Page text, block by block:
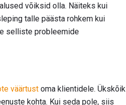
võiksid olla. Näiteks kui
talle päästa rohkem kui
selliste probleemide
väärtust oma klientidele. Ükskõik
kohta. Kui seda pole, siis